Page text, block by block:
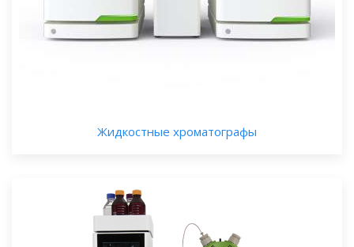
Жидкостные хроматографы